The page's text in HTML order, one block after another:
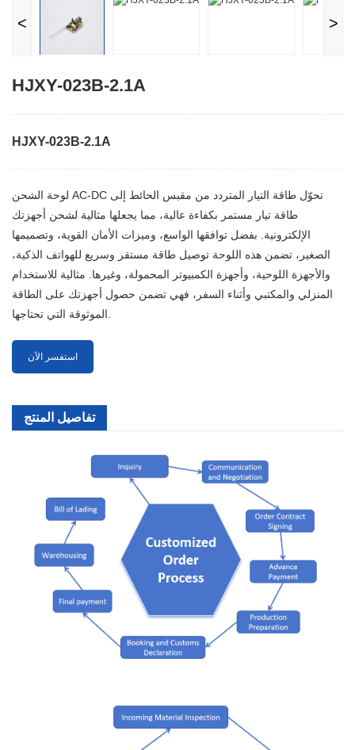
< >
HJXY-023B-2.1A
HJXY-023B-2.1A
لوحة الشحن AC-DC تحوّل طاقة التيار المتردد من مقبس الحائط إلى
طاقة تيار مستمر بكفاءة عالية، مما يجعلها مثالية لشحن أجهزتك
الإلكترونية. بفضل توافقها الواسع، وميزات الأمان القوية، وتصميمها
الصغير، تضمن هذه اللوحة توصيل طاقة مستقر وسريع للهواتف الذكية،
والأجهزة اللوحية، وأجهزة الكمبيوتر المحمولة، وغيرها. مثالية للاستخدام
المنزلي والمكتبي وأثناء السفر، فهي تضمن حصول أجهزتك على الطاقة
استفسر الآن
تفاصيل المنتج